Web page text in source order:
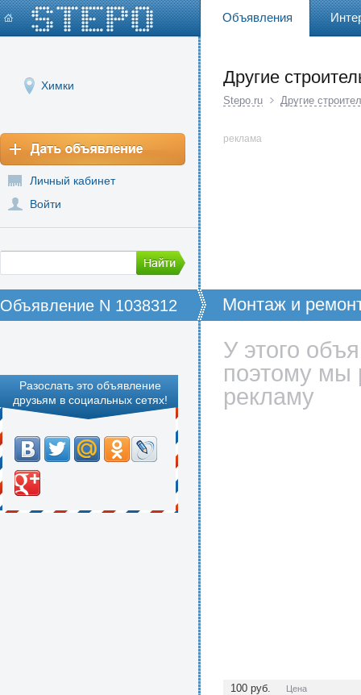
Объявления
Химки
Личный кабинет
Войти
Другие
Stepo.ru Другие
реклама
Объявление N 1038312
Монтаж и
кровли
Разослать это объявление
друзьям в социальных сетях!
У этого
поэтому мы
рекламу
100 руб. Цена